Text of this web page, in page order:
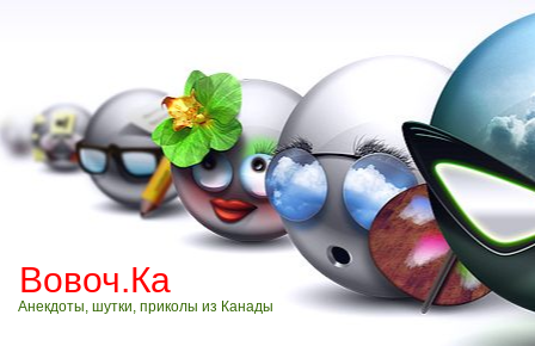
Вовоч.Ка
Анекдоты, шутки, приколы из Канады